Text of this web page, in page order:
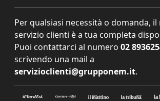
Per qualsiasi necessità o domanda,
servizio clienti è a tua completa
Puoi contattarci al numero 02
scrivendo una mail a
servizioclienti@grupponem.it.